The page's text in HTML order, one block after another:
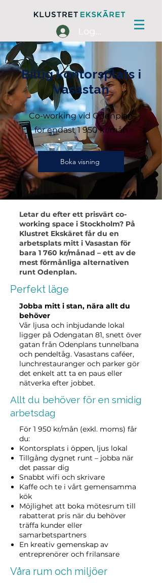
Logga in
Billig kontorsplats i
Vasastan
Co-working vid Odenplan
för endast 1 950 kr/mån
Boka visning
Letar du efter ett prisvärt co-
working space i Stockholm? På
Klustret Ekskäret får du en
arbetsplats mitt i Vasastan för
bara 1 760 kr/månad – ett av de
mest förmånliga alternativen
runt Odenplan.
Perfekt läge
Jobba mitt i stan, nära allt du
behöver
Vår ljusa och inbjudande lokal
ligger på Odengatan 81, snett över
gatan från Odenplans tunnelbana
och pendeltåg. Vasastans caféer,
lunchrestauranger och parker gör
det enkelt att ta en paus eller
nätverka efter jobbet.
Allt du behöver för en smidig
arbetsdag
För 1 950 kr/mån (exkl. moms) får
du:
Kontorsplats i öppen, ljus lokal
Tillgång dygnet runt – jobba när
det passar dig
Snabbt wifi och skrivare
Kaffe och te i vårt gemensamma
kök
Möjlighet att boka mötesrum till
rabatterat pris när du behöver
träffa kunder eller
samarbetspartners
En kreativ gemenskap av
entreprenörer och frilansare
Våra rum och miljöer